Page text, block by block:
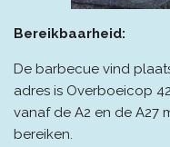
Bereikbaarheid:
De barbecue vind
adres is Overboeicop
vanaf de A2 en de A27
bereiken.